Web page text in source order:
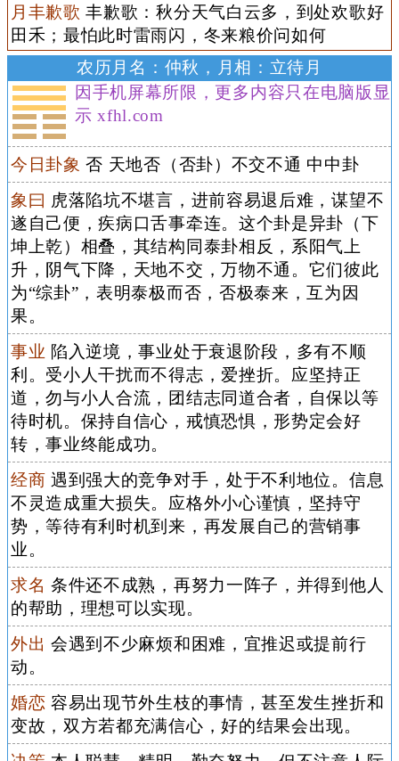
月丰歉歌 丰歉歌：秋分天气白云多，到处欢歌好
田禾；最怕此时雷雨闪，冬来粮价问如何
农历月名：仲秋，月相：立待月
因手机屏幕所限，更多内容只在电脑版显
示 xfhl.com
今日卦象 否 天地否（否卦）不交不通 中中卦
象曰 虎落陷坑不堪言，进前容易退后难，谋望不
遂自己便，疾病口舌事牵连。这个卦是异卦（下
坤上乾）相叠，其结构同泰卦相反，系阳气上
升，阴气下降，天地不交，万物不通。它们彼此
为“综卦”，表明泰极而否，否极泰来，互为因
果。
事业 陷入逆境，事业处于衰退阶段，多有不顺
利。受小人干扰而不得志，爱挫折。应坚持正
道，勿与小人合流，团结志同道合者，自保以等
待时机。保持自信心，戒慎恐惧，形势定会好
转，事业终能成功。
经商 遇到强大的竞争对手，处于不利地位。信息
不灵造成重大损失。应格外小心谨慎，坚持守
势，等待有利时机到来，再发展自己的营销事
业。
求名 条件还不成熟，再努力一阵子，并得到他人
的帮助，理想可以实现。
外出 会遇到不少麻烦和困难，宜推迟或提前行
动。
婚恋 容易出现节外生枝的事情，甚至发生挫折和
变故，双方若都充满信心，好的结果会出现。